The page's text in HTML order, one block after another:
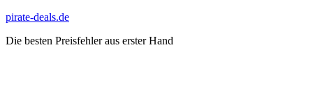
Zum
springen
pirate-deals.de
Die besten Preisfehler aus erster Hand